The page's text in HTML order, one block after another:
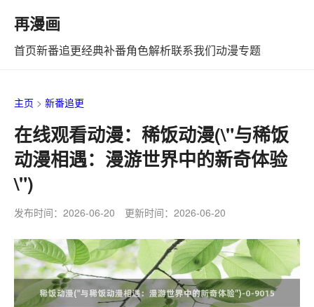
再漫画
首页新番追更经典补番角色解析联系我们动漫专题
主页 > 新番追更
在线观看动漫：稀饭动漫(\"与稀饭
动漫相遇：漫游世界中的新奇体验
\")
发布时间：2026-06-20 更新时间：2026-06-20